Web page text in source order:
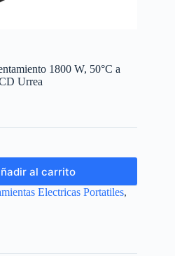
1800 W, 50°C a
Urrea
al carrito
Electricas Portatiles,